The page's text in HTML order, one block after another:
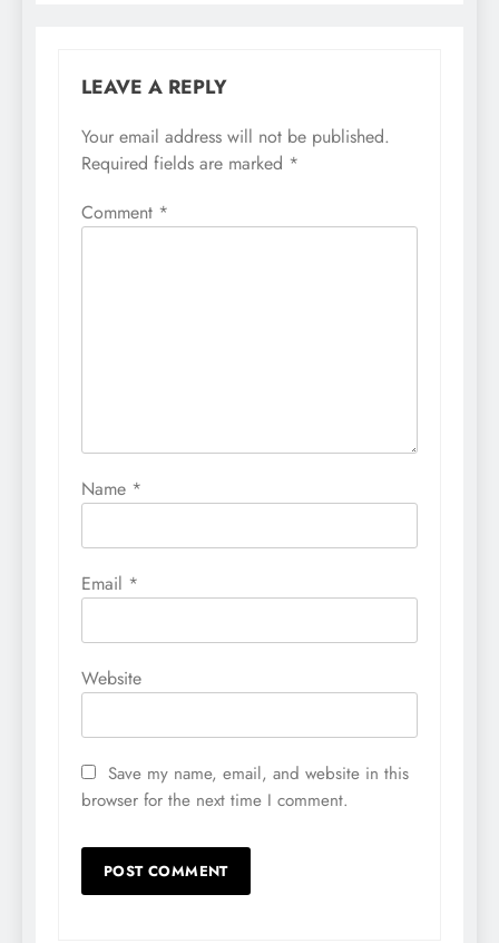
LEAVE A REPLY
Your email address will not be published.
Required fields are marked *
Comment *
Name *
Email *
Website
Save my name, email, and website in this
browser for the next time I comment.